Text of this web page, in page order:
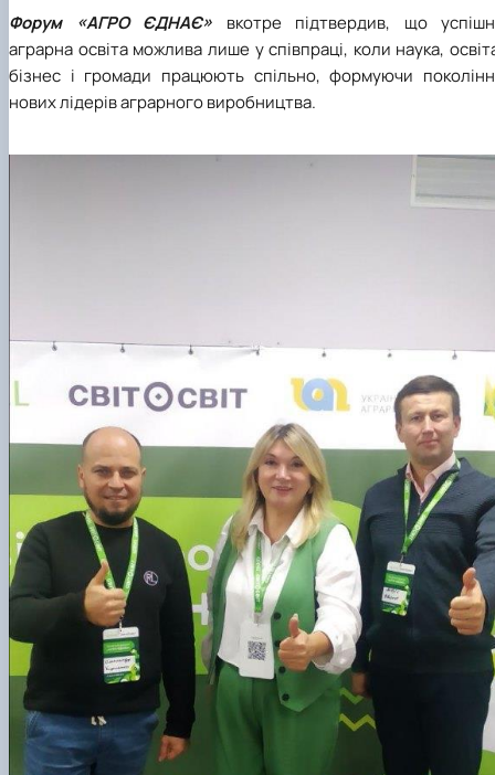
Форум «АГРО ЄДНАЄ» вкотре підтвердив, що
аграрна освіта можлива лише у співпраці, коли наука,
бізнес і громади працюють спільно, формуючи
нових лідерів аграрного виробництва.